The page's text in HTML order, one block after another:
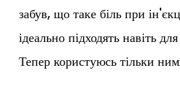
забув, що таке біль при
ідеально підходять навіть
Тепер користуюсь тільки